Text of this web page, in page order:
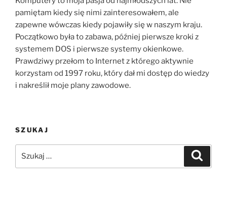
pamiętam kiedy się nimi zainteresowałem, ale
zapewne wówczas kiedy pojawiły się w naszym kraju.
Początkowo była to zabawa, później pierwsze kroki z
systemem DOS i pierwsze systemy okienkowe.
Prawdziwy przełom to Internet z którego aktywnie
korzystam od 1997 roku, który dał mi dostęp do wiedzy
i nakreślił moje plany zawodowe.
SZUKAJ